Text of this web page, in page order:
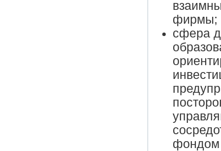
фирмы;
сфера